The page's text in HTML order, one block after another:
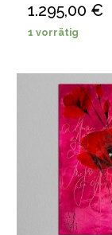
1.295,00 €
1 vorrätig